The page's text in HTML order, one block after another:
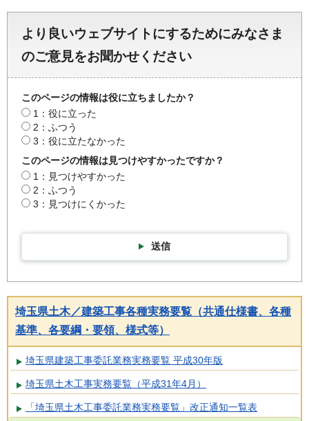
より良いウェブサイトにするためにみなさま
のご意見をお聞かせください
このページの情報は役に立ちましたか？
1：役に立った
2：ふつう
3：役に立たなかった
このページの情報は見つけやすかったですか？
1：見つけやすかった
2：ふつう
3：見つけにくかった
送信
埼玉県土木／建築工事各種実務要覧（共通仕様書、各種
基準、各要綱・要領、様式等）
埼玉県建築工事委託業務実務要覧 平成30年版
埼玉県土木工事実務要覧（平成31年4月）
「埼玉県土木工事委託業務実務要覧」改正通知一覧表